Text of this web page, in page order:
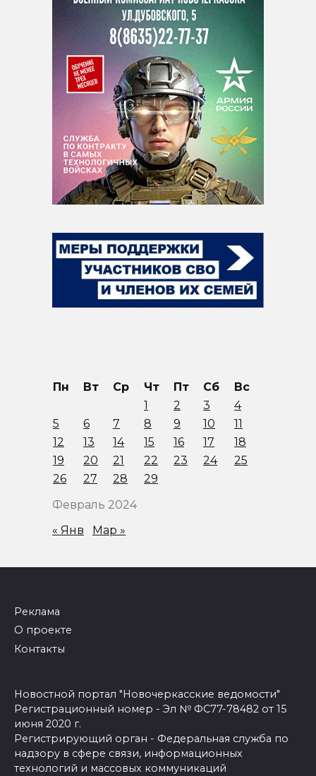
Февраль 2024
Пн Вт Ср Чт Пт Сб
Вс
1
2 3
4
5
6 7 8 9 10
11
12
13 14 15 16 17
18
19
20 21 22 23 24
25
26
27 28 29
« Янв Мар »
Реклама
О проекте
Контакты
Новостной портал "Новочеркасские ведомости"
Регистрационный номер - Эл № ФС77-78482 от 15
июня 2020 г.
Регистрирующий орган - Федеральная служба по
надзору в сфере связи, информационных
технологий и массовых коммуникаций